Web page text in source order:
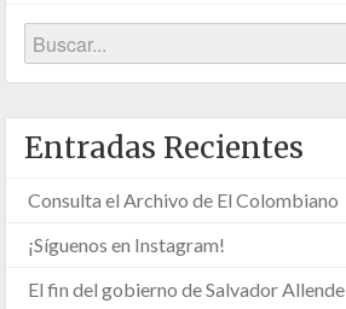
Entradas Recientes
Consulta el Archivo de El Colombiano
¡Síguenos en Instagram!
El fin del gobierno de Salvador Allende